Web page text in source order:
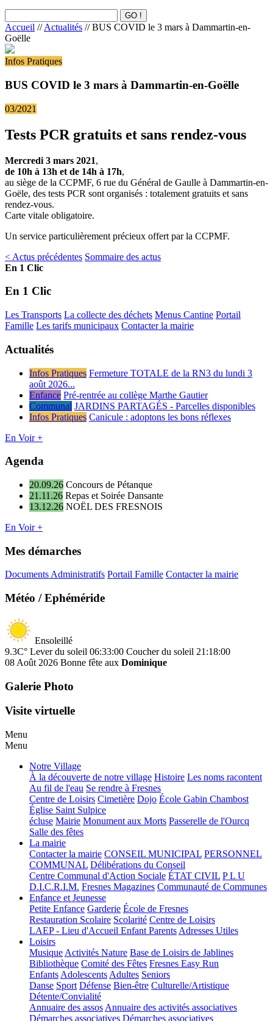
Accueil //Actualités // BUS COVID le 3 mars à Dammartin-en-
Goëlle
Infos Pratiques
BUS COVID le 3 mars à Dammartin-en-Goëlle
03/2021
Tests PCR gratuits et sans rendez-vous
Mercredi 3 mars 2021,
de 10h à 13h et de 14h à 17h,
au siège de la CCPMF, 6 rue du Général de Gaulle à Dammartin-en-
Goële, des tests PCR sont organisés : totalement gratuits et sans
rendez-vous.
Carte vitale obligatoire.
Un service particulièrement précieux offert par la CCPMF.
< Actus précédentes Sommaire des actus
En 1 Clic
En 1 Clic
Les Transports La collecte des déchets Menus Cantine Portail
Famille Les tarifs municipaux Contacter la mairie
Actualités
Infos Pratiques Fermeture TOTALE de la RN3 du lundi 3
août 2026...
Enfance Pré-rentrée au collège Marthe Gautier
Communal JARDINS PARTAGÉS - Parcelles disponibles
Infos Pratiques Canicule : adoptons les bons réflexes
En Voir +
Agenda
20.09.26 Concours de Pétanque
21.11.26 Repas et Soirée Dansante
13.12.26 NOËL DES FRESNOIS
En Voir +
Mes démarches
Documents Administratifs Portail Famille Contacter la mairie
Météo / Ephéméride
Ensoleillé
9.3C° Lever du soleil 06:33:00 Coucher du soleil 21:18:00
08 Août 2026 Bonne fête aux Dominique
Galerie Photo
Visite virtuelle
Menu
Menu
Notre Village
À la découverte de notre village Histoire Les noms racontent
Au fil de l'eau Se rendre à Fresnes
Centre de Loisirs Cimetière Dojo École Gabin Chambost
Église Saint Sulpice
écluse Mairie Monument aux Morts Passerelle de l'Ourcq
Salle des fêtes
La mairie
Contacter la mairie CONSEIL MUNICIPAL PERSONNEL
COMMUNAL Délibérations du Conseil
Centre Communal d'Action Sociale ÉTAT CIVIL P L U
D.I.C.R.I.M. Fresnes Magazines Communauté de Communes
Enfance et Jeunesse
Petite Enfance Garderie École de Fresnes
Restauration Scolaire Scolarité Centre de Loisirs
LAEP - Lieu d'Accueil Enfant Parents Adresses Utiles
Loisirs
Musique Activités Nature Base de Loisirs de Jablines
Bibliothèque Comité des Fêtes Fresnes Easy Run
Enfants Adolescents Adultes Seniors
Danse Sport Défense Bien-être Culturelle/Artistique
Détente/Convialité
Annuaire des assos Annuaire des activités associatives
Démarches associatives Démarches associatives